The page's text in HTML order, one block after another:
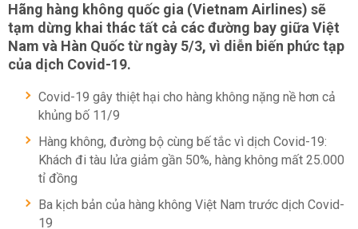
Hãng hàng không quốc gia (Vietnam Airlines) sẽ
tạm dừng khai thác tất cả các đường bay giữa Việt
Nam và Hàn Quốc từ ngày 5/3, vì diễn biến phức tạp
của dịch Covid-19.
Covid-19 gây thiệt hại cho hàng không nặng nề hơn cả
khủng bố 11/9
Hàng không, đường bộ cùng bế tắc vì dịch Covid-19:
Khách đi tàu lửa giảm gần 50%, hàng không mất 25.000
tỉ đồng
Ba kịch bản của hàng không Việt Nam trước dịch Covid-
19